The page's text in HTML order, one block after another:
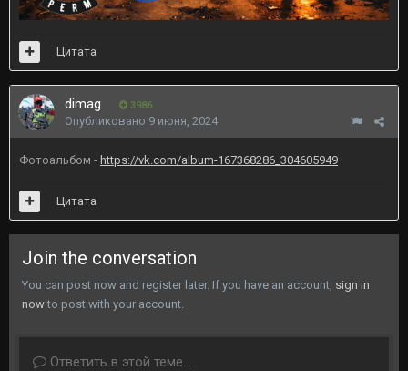
Цитата
dimag 3986
Опубликовано 9 июня, 2024
Фотоальбом - https://vk.com/album-167368286_304605949
Цитата
Join the conversation
You can post now and register later. If you have an account, sign in
nowto post with your account.
Ответить в этой теме...